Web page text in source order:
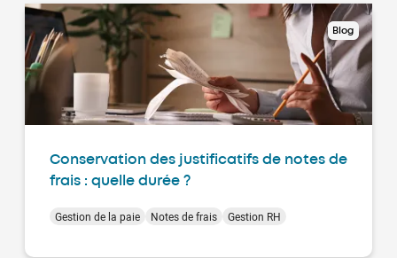
Blog
Conservation des justificatifs de notes de
frais : quelle durée ?
Gestion de la paie Notes de frais Gestion RH